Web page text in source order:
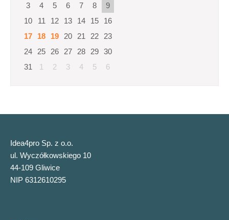
3
4 5 6 7 8
9
10
11 12 13 14 15
16
17
18 19 20 21 22
23
24
25 26 27 28 29 30
31
1 2 3 4 5 6
Idea4pro Sp. z o.o.
ul. Wyczółkowskiego 10
44-109 Gliwice
NIP 6312610295